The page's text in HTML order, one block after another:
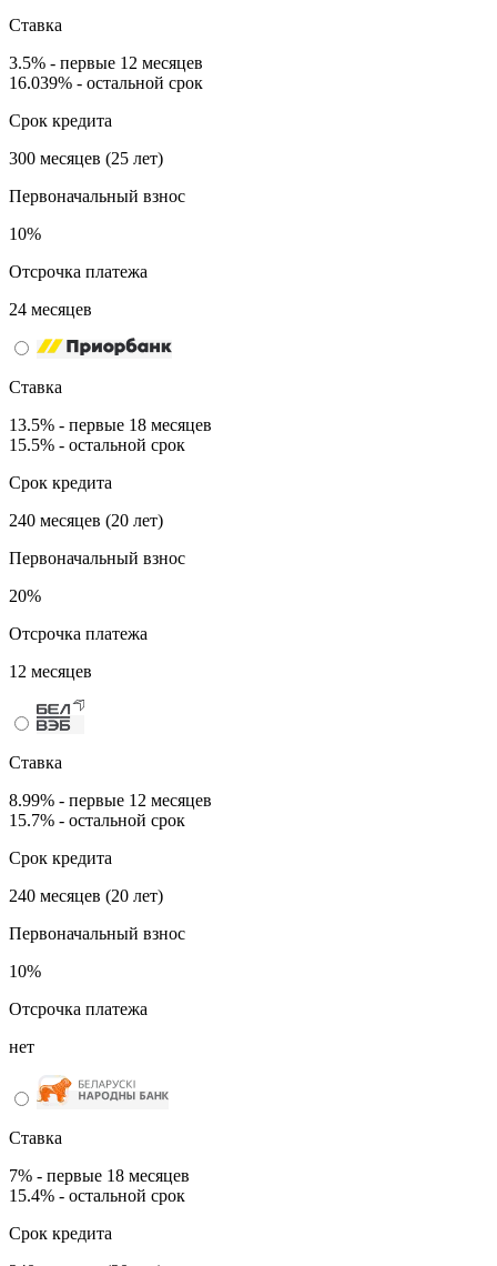
Ставка
3.5% - первые 12 месяцев
16.039% - остальной срок
Срок кредита
300 месяцев (25 лет)
Первоначальный взнос
10%
Отсрочка платежа
24 месяцев
Ставка
13.5% - первые 18 месяцев
15.5% - остальной срок
Срок кредита
240 месяцев (20 лет)
Первоначальный взнос
20%
Отсрочка платежа
12 месяцев
Ставка
8.99% - первые 12 месяцев
15.7% - остальной срок
Срок кредита
240 месяцев (20 лет)
Первоначальный взнос
10%
Отсрочка платежа
нет
Ставка
7% - первые 18 месяцев
15.4% - остальной срок
Срок кредита